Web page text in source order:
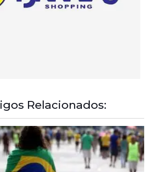
Contemporânea